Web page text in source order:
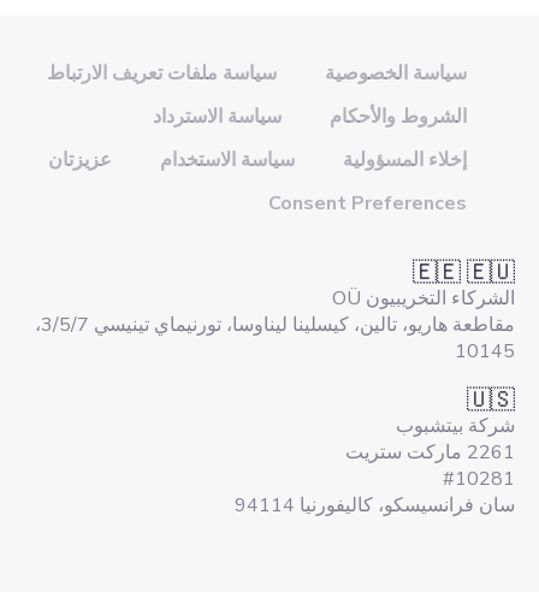
سياسة الخصوصية
سياسة ملفات تعريف الارتباط
الشروط والأحكام
سياسة الاسترداد
إخلاء المسؤولية
سياسة الاستخدام
عزيزتان
Consent Preferences
🇪🇪 🇪🇺
الشركاء التخريبيون OÜ
مقاطعة هاريو، تالين، كيسلينا ليناوسا، تورنيماي تينيسي 3/5/7،
10145
🇺🇸
شركة بيتشبوب
2261 ماركت ستريت
#10281
سان فرانسيسكو، كاليفورنيا 94114